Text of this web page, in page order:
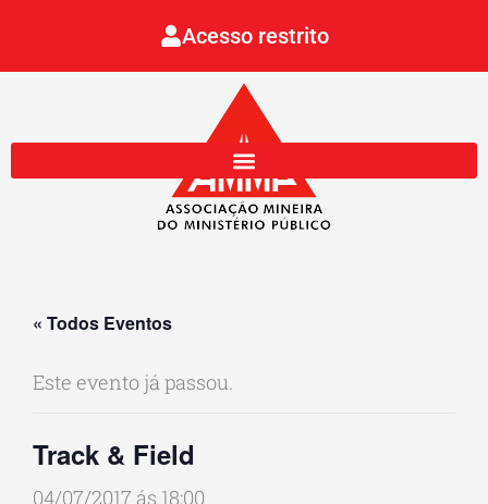
Acesso restrito
« Todos Eventos
Este evento já passou.
Track & Field
04/07/2017 ás 18:00